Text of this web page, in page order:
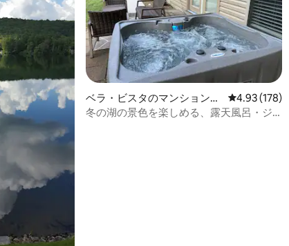
価
ベラ・ビスタのマンション・
アパート
レビュー
4.93 (178)
冬の湖の景色を楽しめる、露天風呂・ジ